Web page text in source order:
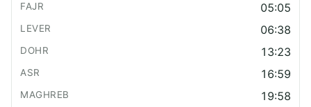
05:05
06:38
13:23
16:59
19:58